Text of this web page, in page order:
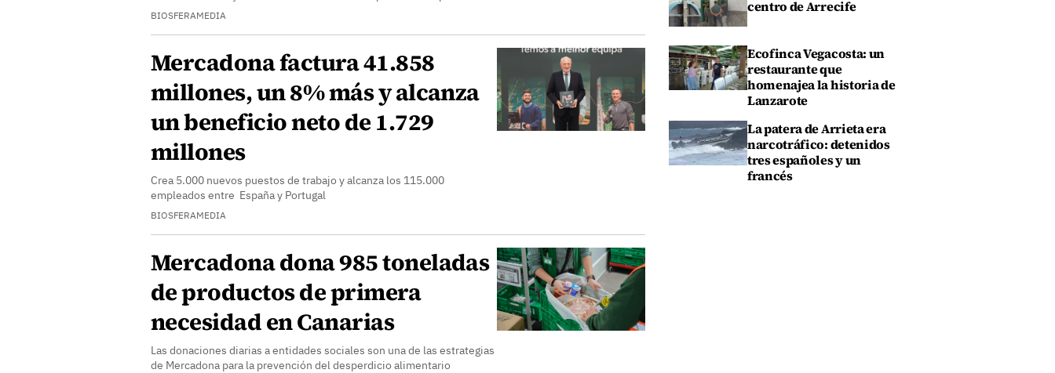
BIOSFERAMEDIA
Mercadona factura 41.858
millones, un 8% más y alcanza
un beneficio neto de 1.729
millones
Crea 5.000 nuevos puestos de trabajo y alcanza los 115.000
empleados entre España y Portugal
BIOSFERAMEDIA
Mercadona dona 985 toneladas
de productos de primera
necesidad en Canarias
Las donaciones diarias a entidades sociales son una de las estrategias
de Mercadona para la prevención del desperdicio alimentario
centro de Arrecife
Ecofinca Vegacosta: un
restaurante que
homenajea la historia de
Lanzarote
La patera de Arrieta era
narcotráfico: detenidos
tres españoles y un
francés